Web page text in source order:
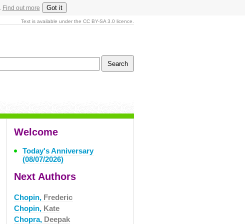
Find out more Got it
Text is available under the CC BY-SA 3.0 licence.
Welcome
Today's Anniversary
(08/07/2026)
Next Authors
Chopin, Frederic
Chopin, Kate
Chopra, Deepak